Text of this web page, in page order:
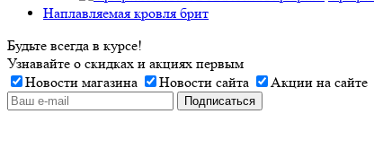
Наплавляемая кровля брит
Будьте всегда в курсе!
Узнавайте о скидках и акциях первым
Новости магазина
Новости сайта Акции на сайте